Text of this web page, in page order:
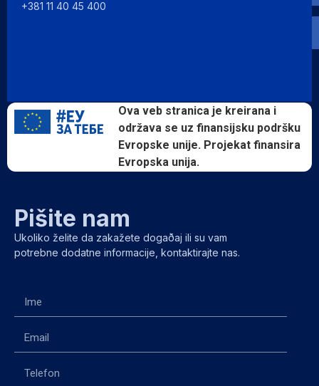
+381 11 40 45 400
Ova veb stranica je kreirana i
održava se uz finansijsku podršku
Evropske unije. Projekat finansira
Evropska unija.
Pišite nam
Ukoliko želite da zakažete dogaðaj ili su vam
potrebne dodatne informacije, kontaktirajte nas.